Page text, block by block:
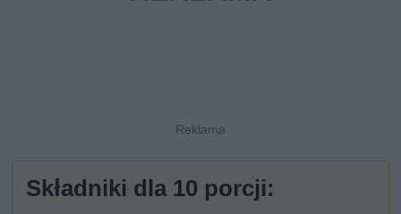
Składniki dla 10 porcji: